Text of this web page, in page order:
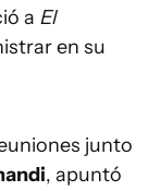
a El
en su
junto
, apuntó